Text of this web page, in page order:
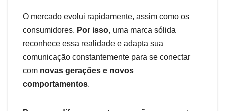
O mercado evolui rapidamente, assim como os
consumidores. Por isso, uma marca sólida
reconhece essa realidade e adapta sua
comunicação constantemente para se conectar
com novas gerações e novos
comportamentos.